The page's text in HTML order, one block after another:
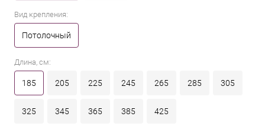
Вид крепления:
Потолочный
Длина, см:
185 205 225 245 265 285 305
325 345 365 385 425